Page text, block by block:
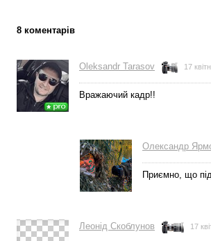
8 коментарів
Oleksandr Tarasov 17
Вражаючий кадр!!
Олександр
Приємно, що
Леонід Скоблунов 17